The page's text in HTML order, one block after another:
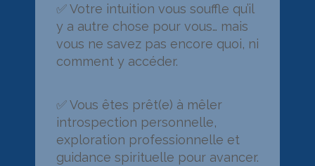
✅ Votre intuition vous souffle qu’il
y a autre chose pour vous… mais
vous ne savez pas encore quoi, ni
comment y accéder.
✅ Vous êtes prêt(e) à mêler
introspection personnelle,
exploration professionnelle et
guidance spirituelle pour avancer.